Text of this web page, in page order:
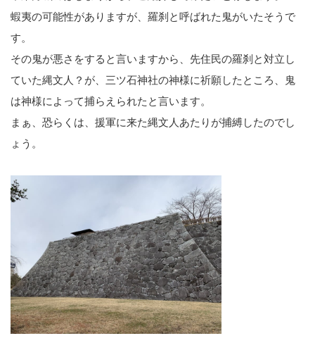
蝦夷の可能性がありますが、羅刹と呼ばれた鬼がいたそうで
す。
その鬼が悪さをすると言いますから、先住民の羅刹と対立し
ていた縄文人？が、三ツ石神社の神様に祈願したところ、鬼
は神様によって捕らえられたと言います。
まぁ、恐らくは、援軍に来た縄文人あたりが捕縛したのでし
ょう。